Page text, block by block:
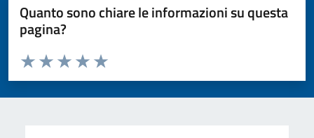
Quanto sono chiare le informazioni su questa
pagina?
Valuta da 1 a 5 stelle la pagina
Valuta 5 stelle su 5
Valuta 4 stelle su 5
Valuta 3 stelle su 5
Valuta 2 stelle su 5
Valuta 1 stelle su 5